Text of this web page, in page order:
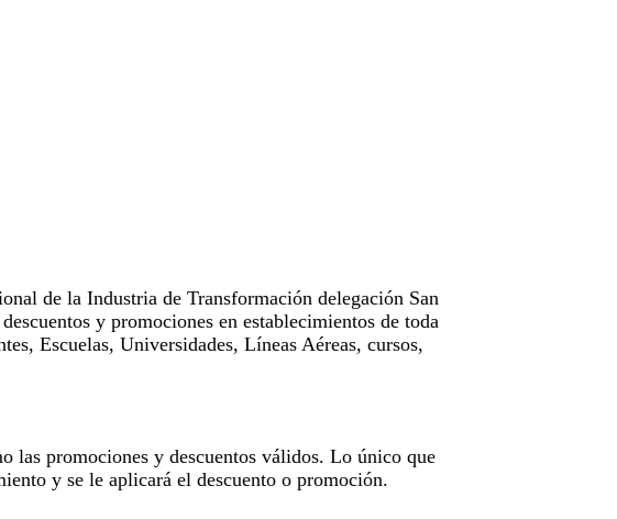
de la Industria de Transformación delegación San
y promociones en establecimientos de toda
Escuelas, Universidades, Líneas Aéreas, cursos,
las promociones y descuentos válidos. Lo único que
y se le aplicará el descuento o promoción.